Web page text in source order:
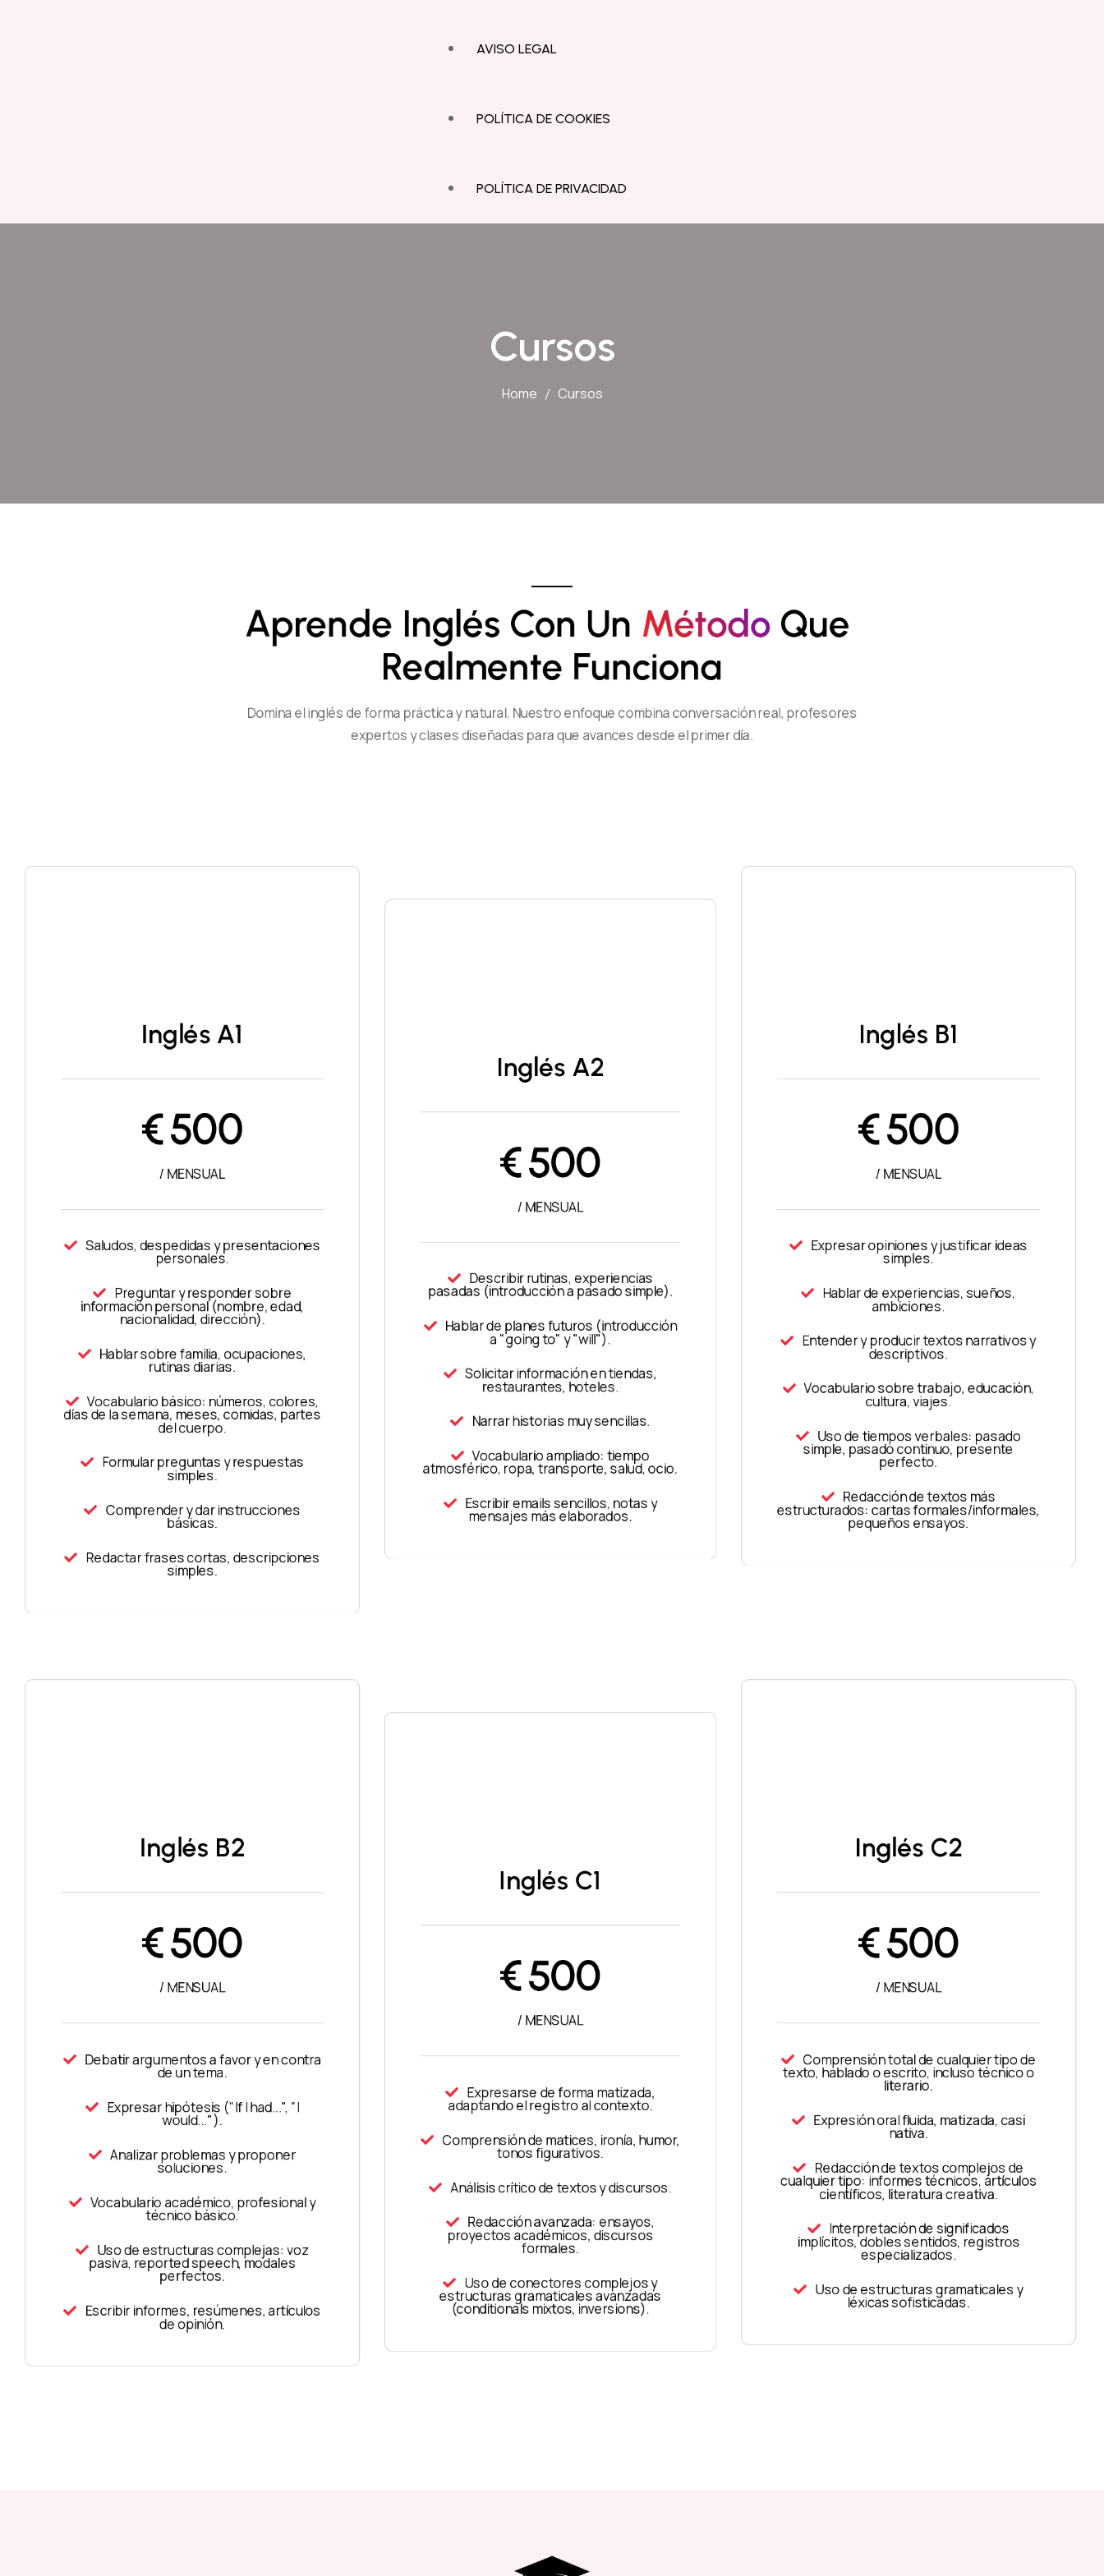
AVISO LEGAL
POLÍTICA DE COOKIES
POLÍTICA DE PRIVACIDAD
Cursos
Home Cursos
Aprende Inglés Con Un MÉTODO Que
Realmente Funciona
Domina el inglés de forma práctica y natural. Nuestro enfoque combina conversación real, profesores
expertos y clases diseñadas para que avances desde el primer día.
Inglés A1
€500
/ MENSUAL
Saludos, despedidas y presentaciones
personales.
Preguntar y responder sobre
información personal (nombre, edad,
nacionalidad, dirección).
Hablar sobre familia, ocupaciones,
rutinas diarias.
Vocabulario básico: números, colores,
días de la semana, meses, comidas, partes
del cuerpo.
Formular preguntas y respuestas
simples.
Comprender y dar instrucciones
básicas.
Redactar frases cortas, descripciones
simples.
Inglés A2
€500
/ MENSUAL
Describir rutinas, experiencias
pasadas (introducción a pasado simple).
Hablar de planes futuros (introducción
a "going to" y "will").
Solicitar información en tiendas,
restaurantes, hoteles.
Narrar historias muy sencillas.
Vocabulario ampliado: tiempo
atmosférico, ropa, transporte, salud, ocio.
Escribir emails sencillos, notas y
mensajes más elaborados.
Inglés B1
€500
/ MENSUAL
Expresar opiniones y justificar ideas
simples.
Hablar de experiencias, sueños,
ambiciones.
Entender y producir textos narrativos y
descriptivos.
Vocabulario sobre trabajo, educación,
cultura, viajes.
Uso de tiempos verbales: pasado
simple, pasado continuo, presente
perfecto.
Redacción de textos más
estructurados: cartas formales/informales,
pequeños ensayos.
Inglés B2
€500
/ MENSUAL
Debatir argumentos a favor y en contra
de un tema.
Expresar hipótesis ("If I had...", "I
would...").
Analizar problemas y proponer
soluciones.
Vocabulario académico, profesional y
técnico básico.
Uso de estructuras complejas: voz
pasiva, reported speech, modales
perfectos.
Escribir informes, resúmenes, artículos
de opinión.
Inglés C1
€500
/ MENSUAL
Expresarse de forma matizada,
adaptando el registro al contexto.
Comprensión de matices, ironía, humor,
tonos figurativos.
Análisis crítico de textos y discursos.
Redacción avanzada: ensayos,
proyectos académicos, discursos
formales.
Uso de conectores complejos y
estructuras gramaticales avanzadas
(conditionals mixtos, inversions).
Inglés C2
€500
/ MENSUAL
Comprensión total de cualquier tipo de
texto, hablado o escrito, incluso técnico o
literario.
Expresión oral fluida, matizada, casi
nativa.
Redacción de textos complejos de
cualquier tipo: informes técnicos, artículos
científicos, literatura creativa.
Interpretación de significados
implícitos, dobles sentidos, registros
especializados.
Uso de estructuras gramaticales y
léxicas sofisticadas.